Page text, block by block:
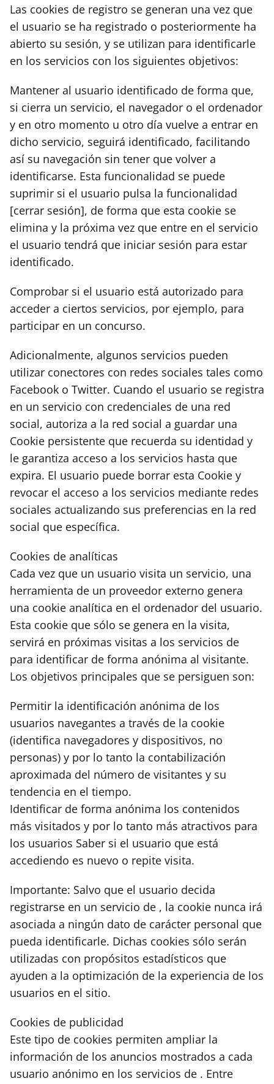
Las cookies de registro se generan una vez que
el usuario se ha registrado o posteriormente ha
abierto su sesión, y se utilizan para identificarle
en los servicios con los siguientes objetivos:
Mantener al usuario identificado de forma que,
si cierra un servicio, el navegador o el ordenador
y en otro momento u otro día vuelve a entrar en
dicho servicio, seguirá identificado, facilitando
así su navegación sin tener que volver a
identificarse. Esta funcionalidad se puede
suprimir si el usuario pulsa la funcionalidad
[cerrar sesión], de forma que esta cookie se
elimina y la próxima vez que entre en el servicio
el usuario tendrá que iniciar sesión para estar
identificado.
Comprobar si el usuario está autorizado para
acceder a ciertos servicios, por ejemplo, para
participar en un concurso.
Adicionalmente, algunos servicios pueden
utilizar conectores con redes sociales tales como
Facebook o Twitter. Cuando el usuario se registra
en un servicio con credenciales de una red
social, autoriza a la red social a guardar una
Cookie persistente que recuerda su identidad y
le garantiza acceso a los servicios hasta que
expira. El usuario puede borrar esta Cookie y
revocar el acceso a los servicios mediante redes
sociales actualizando sus preferencias en la red
social que específica.
Cookies de analíticas
Cada vez que un usuario visita un servicio, una
herramienta de un proveedor externo genera
una cookie analítica en el ordenador del usuario.
Esta cookie que sólo se genera en la visita,
servirá en próximas visitas a los servicios de
para identificar de forma anónima al visitante.
Los objetivos principales que se persiguen son:
Permitir la identificación anónima de los
usuarios navegantes a través de la cookie
(identifica navegadores y dispositivos, no
personas) y por lo tanto la contabilización
aproximada del número de visitantes y su
tendencia en el tiempo.
Identificar de forma anónima los contenidos
más visitados y por lo tanto más atractivos para
los usuarios Saber si el usuario que está
accediendo es nuevo o repite visita.
Importante: Salvo que el usuario decida
registrarse en un servicio de , la cookie nunca irá
asociada a ningún dato de carácter personal que
pueda identificarle. Dichas cookies sólo serán
utilizadas con propósitos estadísticos que
ayuden a la optimización de la experiencia de los
usuarios en el sitio.
Cookies de publicidad
Este tipo de cookies permiten ampliar la
información de los anuncios mostrados a cada
usuario anónimo en los servicios de . Entre